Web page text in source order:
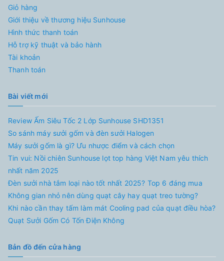
Giỏ hàng
Giới thiệu về thương hiệu Sunhouse
Hình thức thanh toán
Hỗ trợ kỹ thuật và bảo hành
Tài khoản
Thanh toán
Bài viết mới
Review Ấm Siêu Tốc 2 Lớp Sunhouse SHD1351
So sánh máy sưởi gốm và đèn sưởi Halogen
Máy sưởi gốm là gì? Ưu nhược điểm và cách chọn
Tin vui: Nồi chiên Sunhouse lọt top hàng Việt Nam yêu thích
nhất năm 2025
Đèn sưởi nhà tắm loại nào tốt nhất 2025? Top 6 đáng mua
Không gian nhỏ nên dùng quạt cây hay quạt treo tường?
Khi nào cần thay tấm làm mát Cooling pad của quạt điều hòa?
Quạt Sưởi Gốm Có Tốn Điện Không
Bản đồ đến cửa hàng